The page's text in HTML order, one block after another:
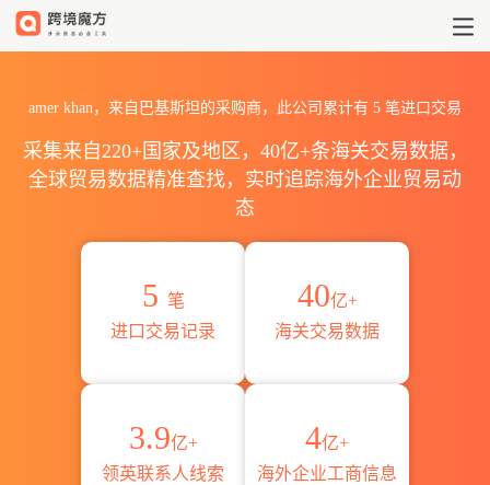
amer khan，来自巴基斯坦的采购商，此公司累计有 5 笔进口交易
采集来自220+国家及地区，40亿+条海关交易数据，
全球贸易数据精准查找，实时追踪海外企业贸易动
态
5 笔
进口交易记录
40亿+
海关交易数据
3.9亿+
领英联系人线索
4亿+
海外企业工商信息